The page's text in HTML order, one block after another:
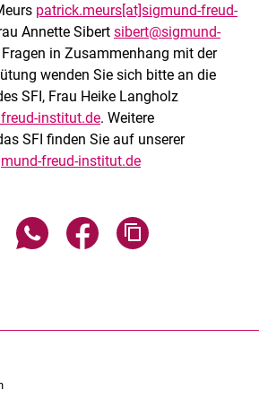
patrick.meurs[at]sigmund-freud-
Annette Sibert sibert@sigmund-
Fragen in Zusammenhang mit der
wenden Sie sich bitte an die
SFI, Frau Heike Langholz
institut.de. Weitere
SFI finden Sie auf unserer
freud-institut.de
Seite über E-Mail teilen
Seite über WhatsApp teilen
Seite über Facebook